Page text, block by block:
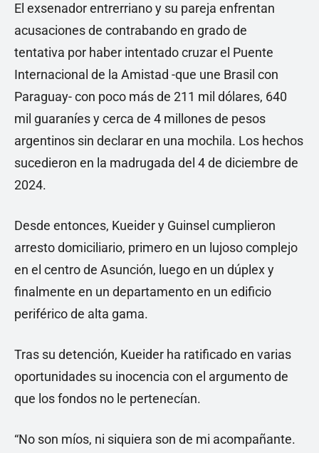
El exsenador entrerriano y su pareja enfrentan
acusaciones de contrabando en grado de
tentativa por haber intentado cruzar el Puente
Internacional de la Amistad -que une Brasil con
Paraguay- con poco más de 211 mil dólares, 640
mil guaraníes y cerca de 4 millones de pesos
argentinos sin declarar en una mochila. Los hechos
sucedieron en la madrugada del 4 de diciembre de
2024.
Desde entonces, Kueider y Guinsel cumplieron
arresto domiciliario, primero en un lujoso complejo
en el centro de Asunción, luego en un dúplex y
finalmente en un departamento en un edificio
periférico de alta gama.
Tras su detención, Kueider ha ratificado en varias
oportunidades su inocencia con el argumento de
que los fondos no le pertenecían.
“No son míos, ni siquiera son de mi acompañante.